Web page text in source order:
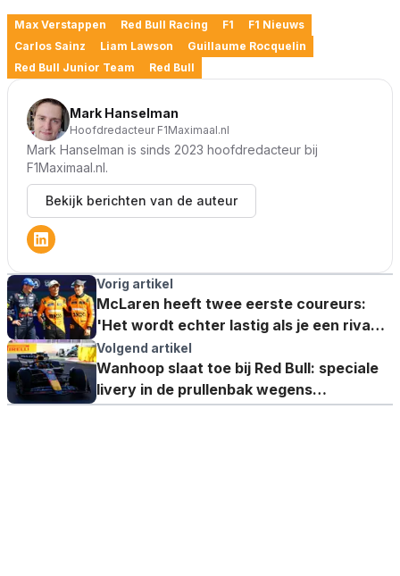
Max Verstappen Red Bull Racing F1
F1 Nieuws
Carlos Sainz
Liam Lawson
Guillaume Rocquelin
Red Bull Junior Team
Red Bull
Mark Hanselman
Hoofdredacteur F1Maximaal.nl
Mark Hanselman is sinds 2023 hoofdredacteur bij
F1Maximaal.nl.
Bekijk berichten van de auteur
Vorig artikel
McLaren heeft twee eerste coureurs:
'Het wordt echter lastig als je een rivaal
buiten het team hebt'
Volgend artikel
Wanhoop slaat toe bij Red Bull: speciale
livery in de prullenbak wegens
gewichtsproblemen